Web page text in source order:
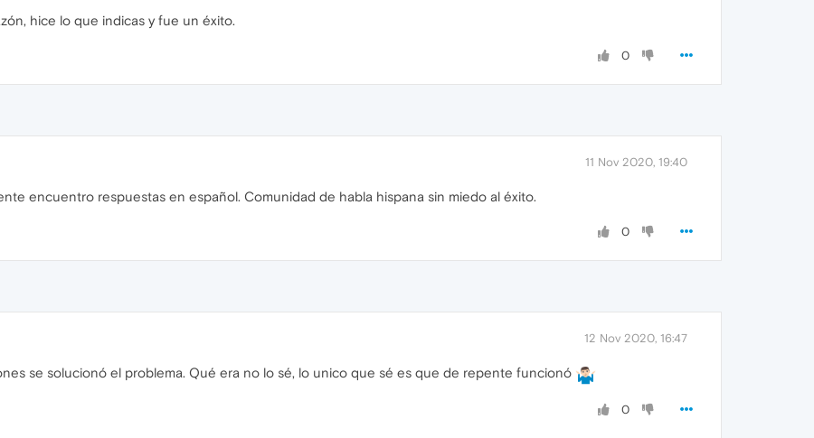
hice lo que indicas y fue un éxito.
0
11 Nov 2020, 19:40
encuentro respuestas en español. Comunidad de habla hispana sin miedo al éxito.
0
12 Nov 2020, 16:47
se solucionó el problema. Qué era no lo sé, lo unico que sé es que de repente funcionó
0